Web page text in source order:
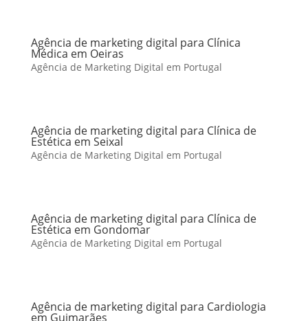
Agência de marketing digital para Clínica
Médica em Oeiras
Agência de Marketing Digital em Portugal
Agência de marketing digital para Clínica de
Estética em Seixal
Agência de Marketing Digital em Portugal
Agência de marketing digital para Clínica de
Estética em Gondomar
Agência de Marketing Digital em Portugal
Agência de marketing digital para Cardiologia
em Guimarães